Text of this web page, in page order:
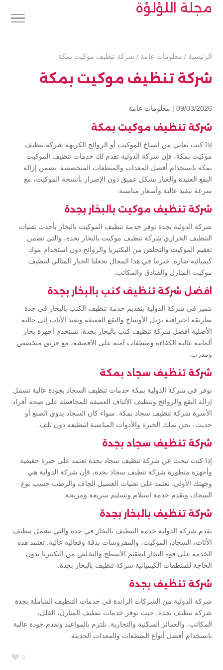
مجلة اللؤلؤة
الرئيسية / معلومات عامة / شركة تنظيف موكيت بمكة
شركة تنظيف موكيت بمكة
09/03/2026 | معلومات عامة
شركة تنظيف موكيت بمكة
إذا كنت تعاني من اتساخ الموكيت أو الروائح الكريهة شركة تنظيف
موكيت بمكة، فإن شركة الدولية تقدم لك خدمات تنظيف الموكيت
بمكة باستخدام أفضل المعدات والمنظفات المتخصصة. نضمن إزالة
البقع العنيدة والغبار بشكل عميق دون الإضرار بأنسجة الموكيت، مع
سرعة تنفيذ عالية وأسعار مناسبة.
شركة تنظيف موكيت بالبخار بجدة
شركة الدولية بجدة توفر خدمة تنظيف الموكيت بالبخار بأحدث تقنيات
التنظيف الحراري شركة تنظيف موكيت بالبخار بجدة، والتي تضمن
تعقيم الموكيت والتخلص من البكتيريا والروائح دون استخدام مواد
كيميائية ضارة. خبرتنا في هذا المجال تجعلنا الخيار المثالي لتنظيف
موكيت المنازل والفنادق والمكاتب.
افضل شركة تنظيف كنب بالبخار بجدة
نتميز في شركة الدولية بتقديم خدمة تنظيف الكنب بالبخار في جدة
بطريقة احترافية تزيل الأوساخ والبقع العميقة وتعيد الأثاث إلى حالته
الأصلية افضل شركة تنظيف كنب بالبخار بجدة. نستخدم أجهزة بخار
ألمانية عالية الكفاءة ومنظفات آمنة على الأقمشة، مع فريق متخصص
ومدرب.
شركة تنظيف سجاد بمكة
نوفر في شركة الدولية بمكة خدمات تنظيف السجاد بجودة عالية تشمل
إزالة البقع والروائح وتنظيف الألياف العميقة للمحافظة على صحة أفراد
الأسرة شركة تنظيف سجاد بمكة. سواء كان السجاد يدوي الصنع أو
حديث، نحن نملك الخبرة والأدوات المناسبة لتنظيفه دون تلف.
شركة تنظيف سجاد بجدة
إذا كنت تبحث عن شركة تنظيف سجاد بجدة تعتمد على خبرة حقيقية
وأجهزة متطورة شركة تنظيف سجاد بجدة، فإن شركة الدولية هي
وجهتك الأولى. نعتمد على تقنيات الغسيل الجاف والرطب حسب نوع
السجاد، ونقدم خدمة استلام وتسليم سريعة ومريحة.
شركة تنظيف بالبخار بجدة
تقدم شركة الدولية خدمة التنظيف بالبخار في جدة والتي تشمل تنظيف
الأثاث، السجاد، الموكيت، والمفروشات بدقة وفعالية عالية. تعتمد هذه
الخدمة على قوة البخار لتعقيم الأسطح والتخلص من البكتيريا بدون
الحاجة للمنظفات الكيميائية شركة تنظيف بالبخار بجدة.
شركة تنظيف بجدة
شركة الدولية من الشركات الرائدة في خدمات التنظيف الشاملة بجدة
شركة تنظيف بجدة، حيث نوفر خدمات تنظيف المنازل، الفلل،
المكاتب، والعمائر السكنية والتجارية. نلتزم بالمواعيد ونقدم جودة عالية
باستخدام أفضل أنواع المنظفات والمعدات الحديثة.
0